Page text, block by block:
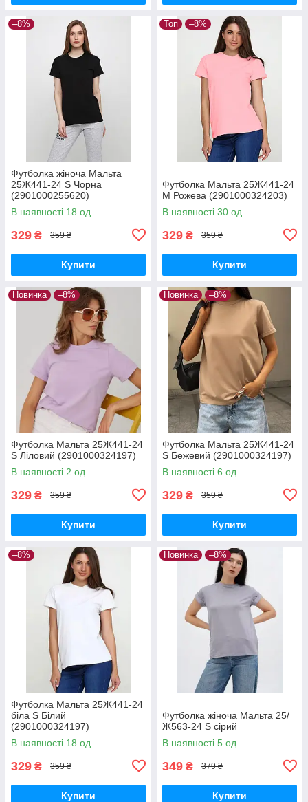
–8%
Футболка жіноча Мальта
25Ж441-24 S Чорна
(2901000255620)
В наявності 18 од.
329 ₴ 359 ₴
Купити
Топ –8%
Футболка Мальта 25Ж441-24
M Рожева (2901000324203)
В наявності 30 од.
329 ₴ 359 ₴
Купити
Новинка –8%
Футболка Мальта 25Ж441-24
S Ліловий (2901000324197)
В наявності 2 од.
329 ₴ 359 ₴
Купити
Новинка –8%
Футболка Мальта 25Ж441-24
S Бежевий (2901000324197)
В наявності 6 од.
329 ₴ 359 ₴
Купити
–8%
Футболка Мальта 25Ж441-24
біла S Білий
(2901000324197)
В наявності 18 од.
329 ₴ 359 ₴
Купити
Новинка –8%
Футболка жіноча Мальта 25/
Ж563-24 S сірий
В наявності 5 од.
349 ₴ 379 ₴
Купити